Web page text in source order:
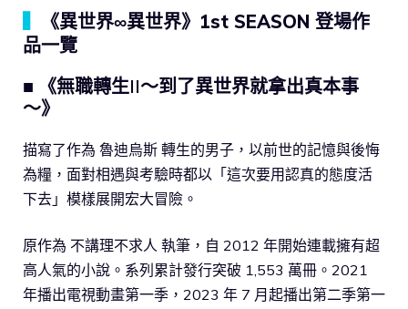
《異世界∞異世界》1st SEASON 登場作
品一覽
■ 《無職轉生II～到了異世界就拿出真本事
～》
描寫了作為 魯迪烏斯 轉生的男子，以前世的記憶與後悔
為糧，面對相遇與考驗時都以「這次要用認真的態度活
下去」模樣展開宏大冒險。
原作為 不講理不求人 執筆，自 2012 年開始連載擁有超
高人氣的小說。系列累計發行突破 1,553 萬冊。2021
年播出電視動畫第一季，2023 年 7 月起播出第二季第一